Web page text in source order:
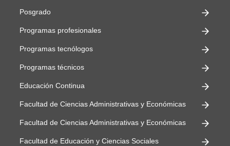
Posgrado
Programas profesionales
Programas tecnólogos
Programas técnicos
Educación Continua
Facultad de Ciencias Administrativas y Económicas
Facultad de Ciencias Administrativas y Económicas
Facultad de Educación y Ciencias Sociales